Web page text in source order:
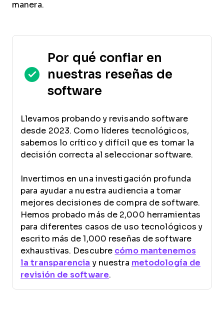
manera.
Por qué confiar en
nuestras reseñas de
software
Llevamos probando y revisando software
desde 2023. Como líderes tecnológicos,
sabemos lo crítico y difícil que es tomar la
decisión correcta al seleccionar software.
Invertimos en una investigación profunda
para ayudar a nuestra audiencia a tomar
mejores decisiones de compra de software.
Hemos probado más de 2,000 herramientas
para diferentes casos de uso tecnológicos y
escrito más de 1,000 reseñas de software
exhaustivas. Descubre cómo mantenemos
la transparencia y nuestra metodología de
revisión de software.